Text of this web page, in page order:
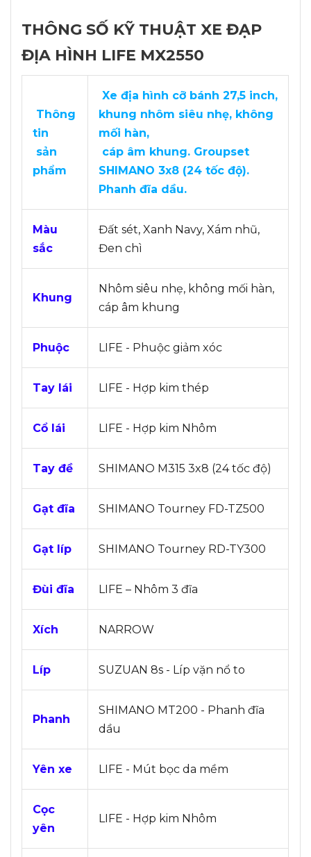
THÔNG SỐ KỸ THUẬT XE ĐẠP
ĐỊA HÌNH LIFE MX2550
Thông
tin
sản
phẩm
Xe địa hình cỡ bánh 27,5 inch,
khung nhôm siêu nhẹ, không
mối hàn,
cáp âm khung. Groupset
SHIMANO 3x8 (24 tốc độ).
Phanh đĩa dầu.
Màu
sắc
Đất sét, Xanh Navy, Xám nhũ,
Đen chì
Khung
Nhôm siêu nhẹ, không mối hàn,
cáp âm khung
Phuộc LIFE - Phuộc giảm xóc
Tay lái LIFE - Hợp kim thép
Cổ lái LIFE - Hợp kim Nhôm
Tay đề SHIMANO M315 3x8 (24 tốc độ)
Gạt đĩa SHIMANO Tourney FD-TZ500
Gạt líp SHIMANO Tourney RD-TY300
Đùi đĩa LIFE – Nhôm 3 đĩa
Xích NARROW
Líp SUZUAN 8s - Líp vặn nổ to
Phanh
SHIMANO MT200 - Phanh đĩa
dầu
Yên xe LIFE - Mút bọc da mềm
Cọc
yên
LIFE - Hợp kim Nhôm